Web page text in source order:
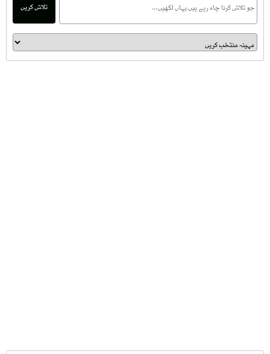
تلاش کریں